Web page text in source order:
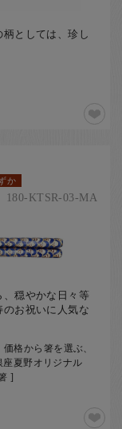
としては、珍し
か
180-KTSR-03-MA
穏やかな日々等
お祝いに人気な
格から箸を選ぶ、
座夏野オリジナル
]